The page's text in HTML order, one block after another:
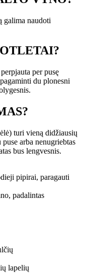
galima naudoti
per pusę
du plonesni
turi vieną didžiausių
arba nenugriebtas
bus lengvesnis.
pipirai, paragauti
, padalintas
lapelių